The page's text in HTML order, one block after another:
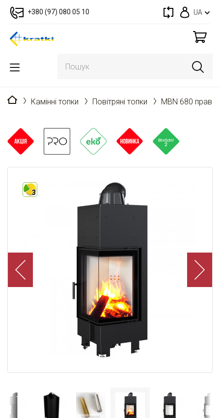
+380 (97) 080 05 10 UA
Головна
Камінні топки Повітряні топки MBN 680 права
3